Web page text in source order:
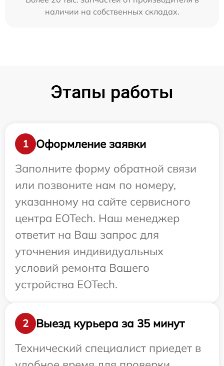
наличии на собственных складах.
Этапы работы
1
Оформление заявки
Заполните форму обратной связи
или позвоните нам по номеру,
указанному на сайте сервисного
центра EOTech. Наш менеджер
ответит на Ваш запрос для
уточнения индивидуальных
условий ремонта Вашего
устройства EOTech.
2
Выезд курьера за 35 минут
Технический специалист приедет в